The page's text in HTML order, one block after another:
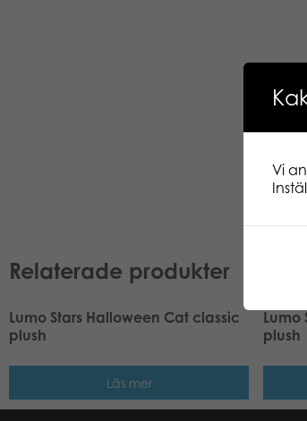
Relaterade produkter
Lumo Stars Halloween Cat classic
plush
Läs mer
Lumo
plush
Vi